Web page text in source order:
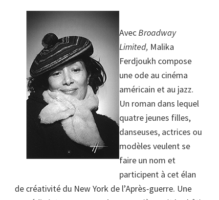
AvecBroadway
Limited, Malika
Ferdjoukh compose
une ode au cinéma
américain et au jazz.
Un roman dans lequel
quatre jeunes filles,
danseuses, actrices ou
modèles veulent se
faire un nom et
participent à cet élan
de créativité du New York de l’Après-guerre. Une